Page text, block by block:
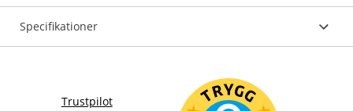
Specifikationer
Trustpilot